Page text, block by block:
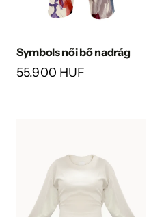
Symbols női bő nadrág
55.900 HUF